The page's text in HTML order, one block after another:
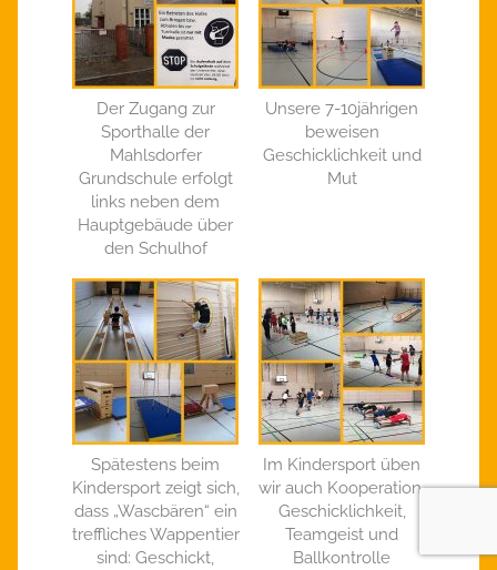
Der Zugang zur
Sporthalle der
Mahlsdorfer
Grundschule erfolgt
links neben dem
Hauptgebäude über
den Schulhof
Unsere 7-10jährigen
beweisen
Geschicklichkeit und
Mut
Spätestens beim
Kindersport zeigt sich,
dass „Wascbären“ ein
treffliches Wappentier
sind: Geschickt,
Im Kindersport üben
wir auch Kooperation,
Geschicklichkeit,
Teamgeist und
Ballkontrolle